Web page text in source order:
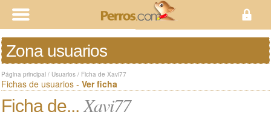
Zona usuarios
Página principal / Usuarios / Ficha de Xavi77
Fichas de usuarios - Ver ficha
Ficha de... Xavi77